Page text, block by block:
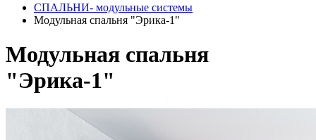
СПАЛЬНИ- модульные системы
Модульная спальня "Эрика-1"
Модульная спальня
"Эрика-1"